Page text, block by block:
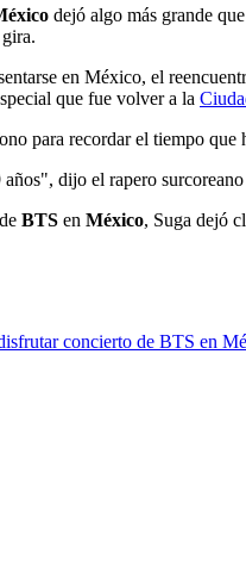
dejó algo más grande
en México, el
que fue volver a la
para recordar el tiempo
dijo el rapero
BTS en México, Suga dejó
concierto de BTS en